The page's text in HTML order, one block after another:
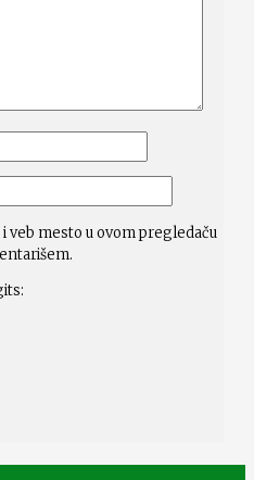
veb mesto u ovom pregledaču